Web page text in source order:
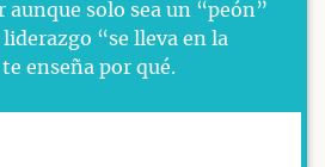
aunque solo sea un “peón”
“se lleva en la
enseña por qué.